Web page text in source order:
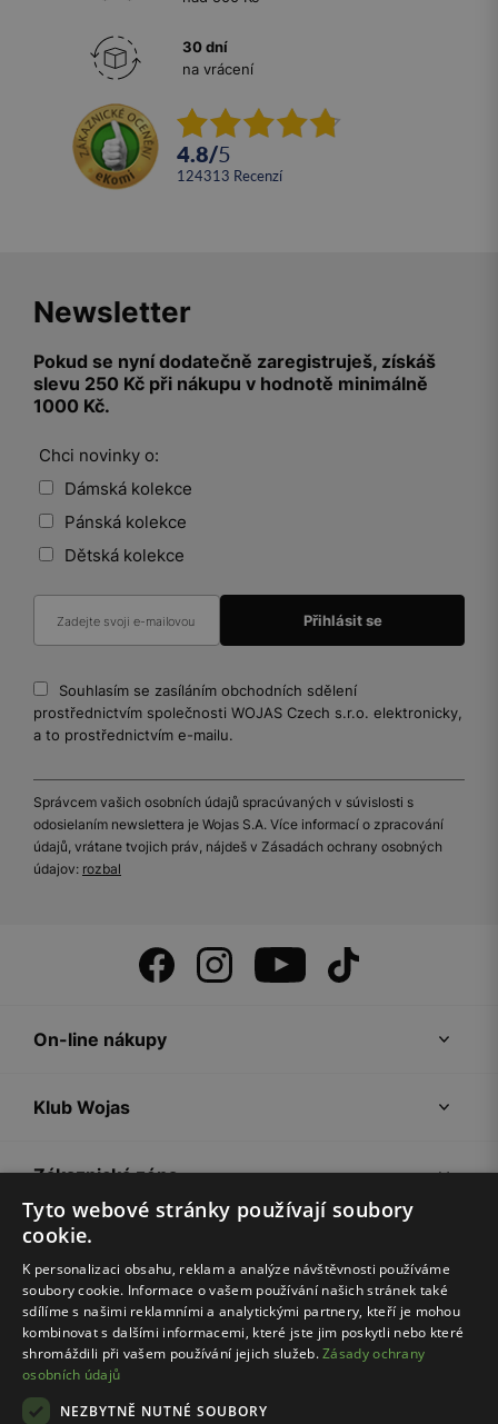
30 dní
na vrácení
4.8/5
124313 recenzí
Newsletter
Pokud se nyní dodatečně zaregistruješ, získáš
slevu 250 Kč při nákupu v hodnotě minimálně
1000 Kč.
Chci novinky o:
Dámská kolekce
Pánská kolekce
Dětská kolekce
Souhlasím se zasíláním obchodních sdělení
prostřednictvím společnosti WOJAS Czech s.r.o. elektronicky,
a to prostřednictvím e-mailu.
Správcem vašich osobních údajů spracúvaných v súvislosti s
odosielaním newslettera je Wojas S.A. Více informací o zpracování
údajů, vrátane tvojich práv, nájdeš v Zásadách ochrany osobných
údajov: rozbal
On-line nákupy
Klub Wojas
Zákaznická zóna
Společnost Wojas
Rady
Tyto webové stránky používají soubory
cookie.
K personalizaci obsahu, reklam a analýze návštěvnosti používáme
soubory cookie. Informace o vašem používání našich stránek také
sdílíme s našimi reklamními a analytickými partnery, kteří je mohou
kombinovat s dalšími informacemi, které jste jim poskytli nebo které
shromáždili při vašem používání jejich služeb.Zásady ochrany
osobních údajů
NEZBYTNĚ NUTNÉ SOUBORY